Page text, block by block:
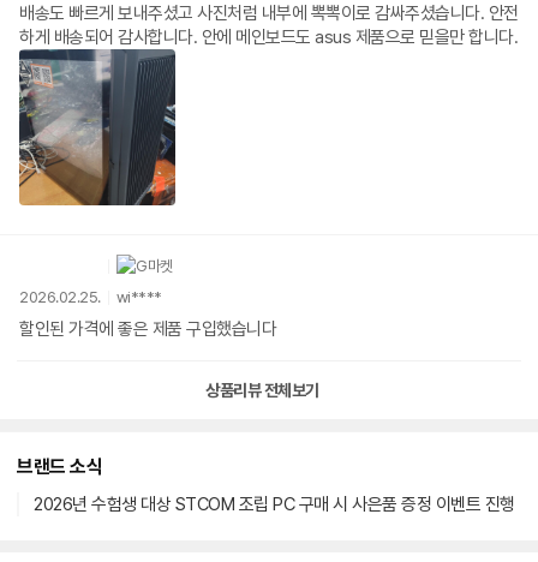
배송도 빠르게 보내주셨고 사진처럼 내부에 뽁뽁이로 감싸주셨습니다. 안전
하게 배송되어 감사합니다. 안에 메인보드도 asus 제품으로 믿을만 합니다.
2026.02.25. wi****
할인된 가격에 좋은 제품 구입했습니다
상품리뷰 전체보기
브랜드 소식
2026년 수험생 대상 STCOM 조립 PC 구매 시 사은품 증정 이벤트 진행